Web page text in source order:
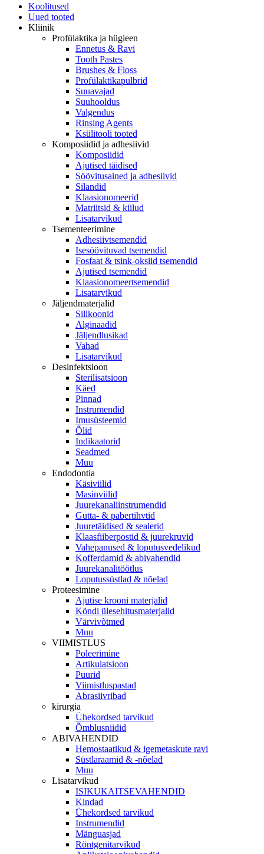
Koolitused
Uued tooted
Kliinik
Profülaktika ja hügieen
Ennetus & Ravi
Tooth Pastes
Brushes & Floss
Profülaktikapulbrid
Suuavajad
Suuhooldus
Valgendus
Rinsing Agents
Ksülitooli tooted
Komposiidid ja adhesiivid
Komposiidid
Ajutised täidised
Söövitusained ja adhesiivid
Silandid
Klaasionomeerid
Matriitsid & kiilud
Lisatarvikud
Tsementeerimine
Adhesiivtsemendid
Isesöövituvad tsemendid
Fosfaat & tsink-oksiid tsemendid
Ajutised tsemendid
Klaasionomeertsemendid
Lisatarvikud
Jäljendmaterjalid
Silikoonid
Alginaadid
Jäljendlusikad
Vahad
Lisatarvikud
Desinfektsioon
Sterilisatsioon
Käed
Pinnad
Instrumendid
Imusüsteemid
Õlid
Indikaatorid
Seadmed
Muu
Endodontia
Käsiviilid
Masinviilid
Juurekanaliinstrumendid
Gutta- & pabertihvtid
Juuretäidised & sealerid
Klaasfiiberpostid & juurekruvid
Vahepanused & loputusvedelikud
Kofferdamid & abivahendid
Juurekanalitöötlus
Loputussüstlad & nõelad
Proteesimine
Ajutise krooni materjalid
Köndi ülesehitusmaterjalid
Värvivõtmed
Muu
VIIMISTLUS
Poleerimine
Artikulatsioon
Puurid
Viimistluspastad
Abrasiivribad
kirurgia
Ühekordsed tarvikud
Õmblusniidid
ABIVAHENDID
Hemostaatikud & igemetaskute ravi
Süstlaraamid & -nõelad
Muu
Lisatarvikud
ISIKUKAITSEVAHENDID
Kindad
Ühekordsed tarvikud
Instrumendid
Mänguasjad
Röntgenitarvikud